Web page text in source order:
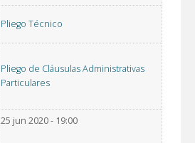
Pliego Técnico
Pliego de Cláusulas Administrativas
Particulares
25 jun 2020 - 19:00